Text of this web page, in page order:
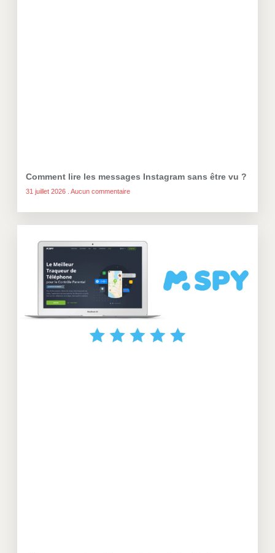
Comment lire les messages Instagram sans être vu ?
31 juillet 2026 Aucun commentaire